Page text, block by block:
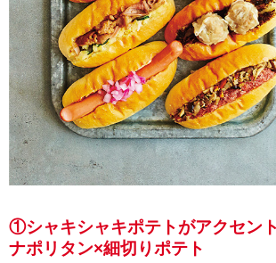
①シャキシャキポテトがアクセント
ナポリタン×細切りポテト